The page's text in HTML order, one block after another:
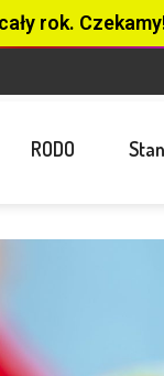
rok.
RODO